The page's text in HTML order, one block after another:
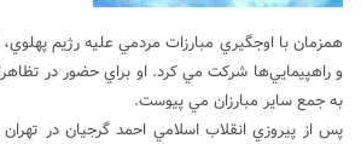
همزمان با اوجگيري مبارزات مردمي عليه رژيم
و راهپيمايي‌ها شرکت مي کرد. او براي حضور در
به جمع ساير مبارزان مي پيوست.
پس از پيروزي انقلاب اسلامي احمد گرجيان در تهران